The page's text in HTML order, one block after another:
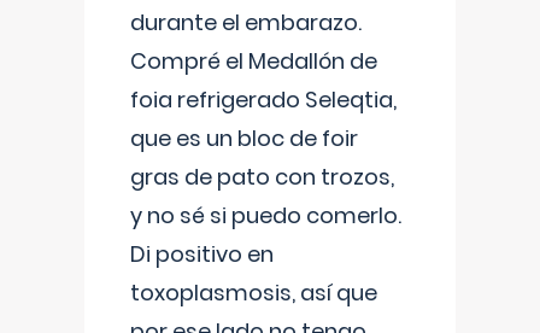
durante el embarazo.
Compré el Medallón de
foia refrigerado Seleqtia,
que es un bloc de foir
gras de pato con trozos,
y no sé si puedo comerlo.
Di positivo en
toxoplasmosis, así que